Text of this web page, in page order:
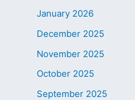
January 2026
December 2025
November 2025
October 2025
September 2025